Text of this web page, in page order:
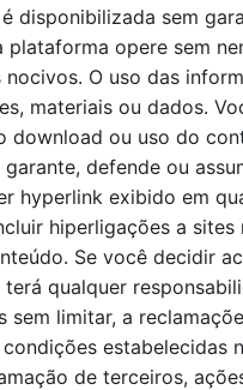
disponibilizada sem
plataforma opere sem
nocivos. O uso das
materiais ou dados.
download ou uso do
garante, defende ou
hyperlink exibido em
hiperligações a
Se você decidir
terá qualquer
sem limitar, a
estabelecidas
de terceiros,